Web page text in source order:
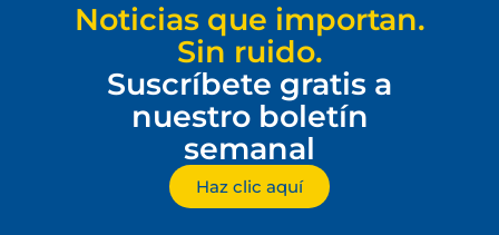
Noticias que importan.
Sin ruido.
Suscríbete gratis a
nuestro boletín
semanal
Haz clic aquí